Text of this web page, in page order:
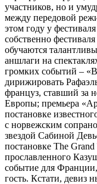
участников, но и
между передовой
этом году у
собственно
обучаются
аншлаги на
громких событий –
дирижировать
француз, ставший за
Европы; премьера
постановке
с норвежским
звездой Сабиной
постановке The
прославленного
событие для
гость. Кстати, девиз